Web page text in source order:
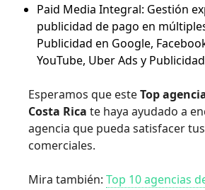
Paid Media Integral: Gestión
publicidad de pago en
Publicidad en Google,
YouTube, Uber Ads y
Esperamos que esteTop
Costa Rica te haya ayudado a
agencia que pueda satisfacer
comerciales.
Mira también: Top 10 agencias